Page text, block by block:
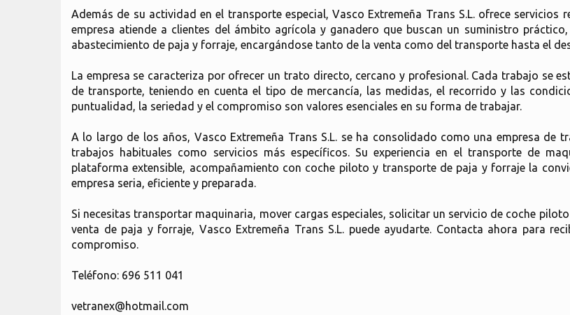
Además de su actividad en el transporte especial, Vasco Extremeña Trans S.L. ofrece
empresa atiende a clientes del ámbito agrícola y ganadero que buscan un suministro
abastecimiento de paja y forraje, encargándose tanto de la venta como del transporte hasta el
La empresa se caracteriza por ofrecer un trato directo, cercano y profesional. Cada trabajo se
de transporte, teniendo en cuenta el tipo de mercancía, las medidas, el recorrido y las
puntualidad, la seriedad y el compromiso son valores esenciales en su forma de trabajar.
A lo largo de los años, Vasco Extremeña Trans S.L. se ha consolidado como una empresa de
trabajos habituales como servicios más específicos. Su experiencia en el transporte de
plataforma extensible, acompañamiento con coche piloto y transporte de paja y forraje la
empresa seria, eficiente y preparada.
Si necesitas transportar maquinaria, mover cargas especiales, solicitar un servicio de coche
venta de paja y forraje, Vasco Extremeña Trans S.L. puede ayudarte. Contacta ahora para
compromiso.
Teléfono: 696 511 041
vetranex@hotmail.com